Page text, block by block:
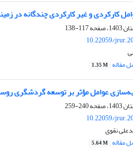
کارکردی و غیر کارکردی چندگانه در
117-138
10.22059/
مقاله 1.35 M
عوامل مؤثر بر توسعه گردشگری
240-259
10.22059/
نقوی
مقاله 5.64 M